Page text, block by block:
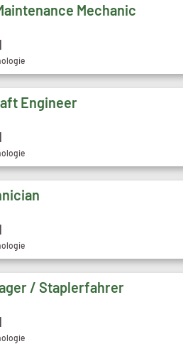
Mechanic
Engineer
/ Staplerfahrer